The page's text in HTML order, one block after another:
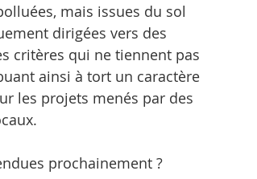
mais issues du sol
dirigées vers des
critères qui ne tiennent pas
ainsi à tort un caractère
les projets menés par des
prochainement ?